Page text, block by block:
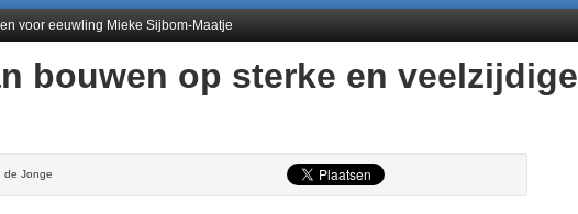
voor eeuwling Mieke Sijbom-Maatje
tekent eerste profcontract bij FC Emmen
35 jaar De Amer
bouwen op sterke en veelzijdige
de Jonge